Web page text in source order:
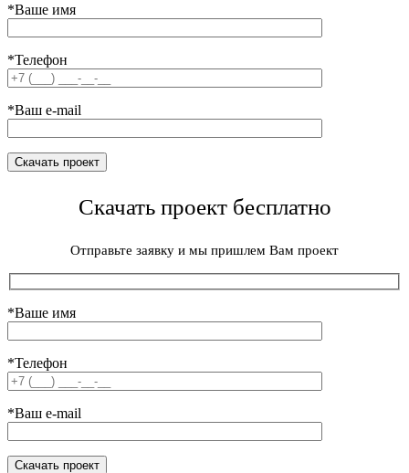
*Ваше имя
*Телефон
*Ваш e-mail
Скачать проект бесплатно
Отправьте заявку и мы пришлем Вам проект
*Ваше имя
*Телефон
*Ваш e-mail